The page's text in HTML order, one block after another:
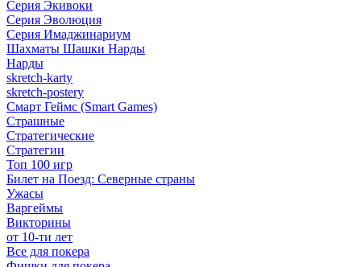
Серия Экивоки
Серия Эволюция
Серия Имаджинариум
Шахматы Шашки Нарды
Нарды
skretch-karty
skretch-postery
Смарт Геймс (Smart Games)
Страшные
Стратегические
Стратегии
Топ 100 игр
Билет на Поезд: Северные страны
Ужасы
Варгеймы
Викторины
от 10-ти лет
Все для покера